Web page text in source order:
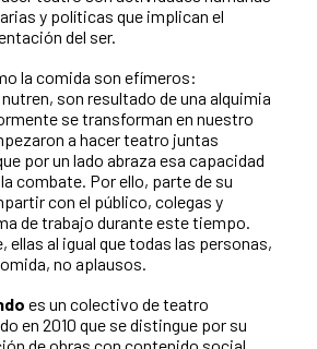
y políticas que implican el
del ser.
la comida son efímeros:
son resultado de una alquimia
se transforman en nuestro
a hacer teatro juntas
por un lado abraza esa capacidad
combate. Por ello, parte de su
con el público, colegas y
de trabajo durante este tiempo.
ellas al igual que todas las personas,
no aplausos.
es un colectivo de teatro
en 2010 que se distingue por su